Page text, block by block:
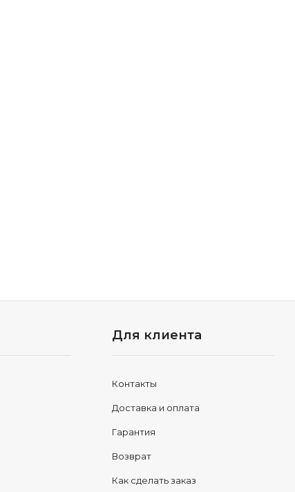
Для клиента
Контакты
Доставка и оплата
Гарантия
Возврат
Как сделать заказ